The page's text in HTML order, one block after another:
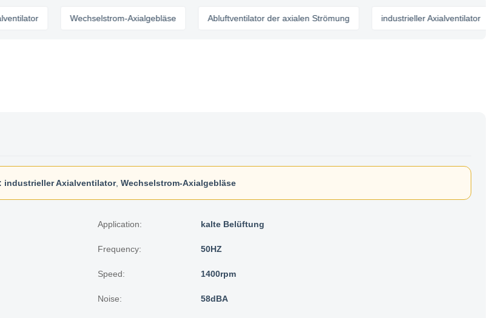
Wechselstrom-Axialgebläse Abluftventilator der axialen Strömung industrieller Axialventilator
industrieller Axialventilator, Wechselstrom-Axialgebläse
Application: kalte Belüftung
Frequency: 50HZ
Speed: 1400rpm
Noise: 58dBA